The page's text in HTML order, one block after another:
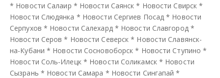
* Новости Салаир * Новости Саянск * Новости Свирск *
Новости Слюдянка * Новости Сергиев Посад * Новости
Серпухов * Новости Салехард * Новости Славгород *
Новости Серов * Новости Северск * Новости Славянск-
на-Кубани * Новости Сосновоборск * Новости Ступино *
Новости Соль-Илецк * Новости Соликамск * Новости
Сызрань * Новости Самара * Новости Сингапай *